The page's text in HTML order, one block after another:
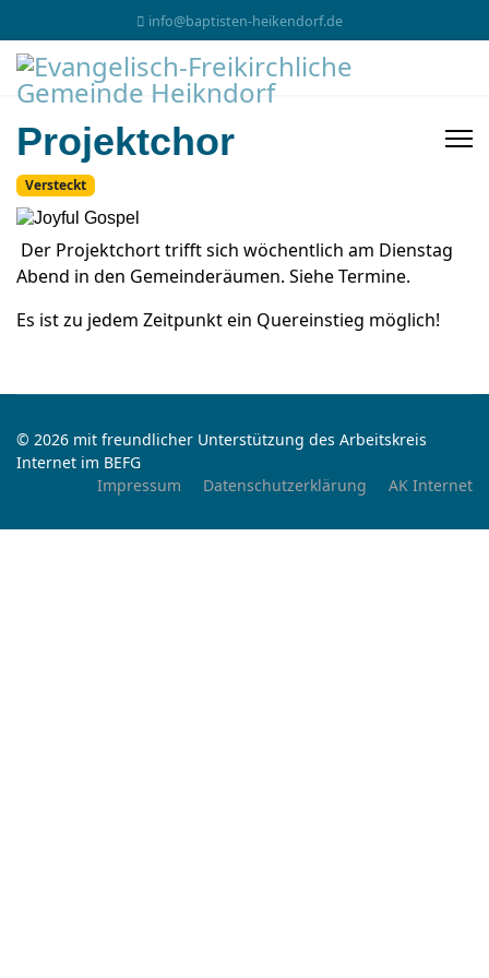
info@baptisten-heikendorf.de
Projektchor
Versteckt
Der Projektchort trifft sich wöchentlich am Dienstag
Abend in den Gemeinderäumen. Siehe Termine.
Es ist zu jedem Zeitpunkt ein Quereinstieg möglich!
© 2026 mit freundlicher Unterstützung des Arbeitskreis
Internet im BEFG
Impressum
Datenschutzerklärung AK Internet